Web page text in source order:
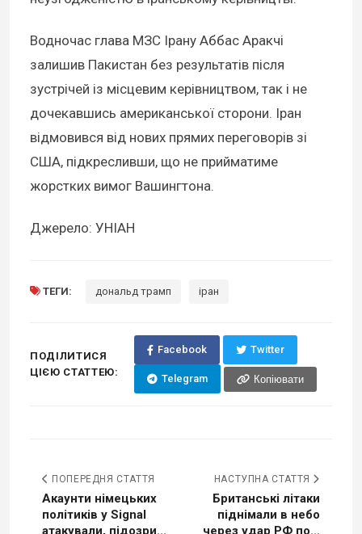
Водночас глава МЗС Ірану Аббас Аракчі
залишив Пакистан без результатів після
зустрічей із місцевим керівництвом, так і не
дочекавшись американської сторони. Іран
відмовився від нових прямих переговорів зі
США, підкресливши, що не прийматиме
жорстких вимог Вашингтона.
Джерело: УНІАН
ТЕГИ: дональд трамп іран
ПОДІЛИТИСЯ
ЦІЄЮ СТАТТЕЮ:
Facebook Twitter
Telegram Копіювати
ПОПЕРЕДНЯ СТАТТЯ
Акаунти німецьких
політиків у Signal
атакували, підозри...
НАСТУПНА СТАТТЯ
Британські літаки
піднімали в небо
через удар РФ по...